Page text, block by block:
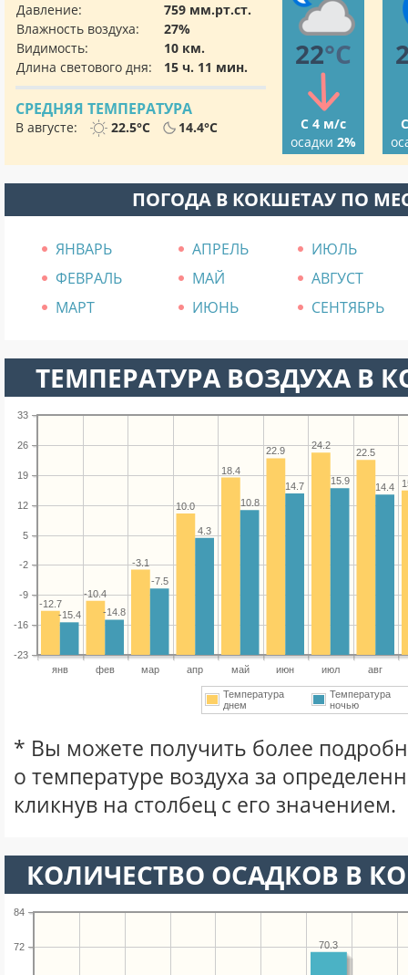
Давление:
759 мм.рт.ст.
Влажность воздуха:
27%
Видимость:
10 км.
Длина светового дня:
15 ч. 11 мин.
СРЕДНЯЯ ТЕМПЕРАТУРА
В августе: 22.5°C 14.4°C
22°C
С 4 м/с
осадки 2%
ПОГОДА В КОКШЕТАУ ПО
ЯНВАРЬ АПРЕЛЬ
ИЮЛЬ
ФЕВРАЛЬ
МАЙ
АВГУСТ
МАРТ
ИЮНЬ СЕНТЯБРЬ
ТЕМПЕРАТУРА ВОЗДУХА В
янв фев мар апр май июн июл авг
-23
-16
-9
-2
5
12
19
26
33
22.5
24.2
22.9
18.4
10.0
-3.1
-10.4
-12.7
14.4
15.9
14.7
10.8
4.3
-7.5
-14.8
-15.4
Температура
днем
Температура
ночью
* Вы можете получить более
о температуре воздуха за
кликнув на столбец с его значением.
КОЛИЧЕСТВО ОСАДКОВ В
72
84
70.3